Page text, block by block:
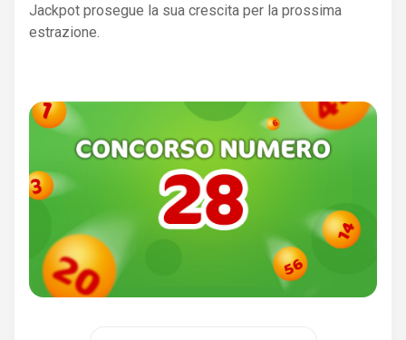
Jackpot prosegue la sua crescita per la prossima
estrazione.